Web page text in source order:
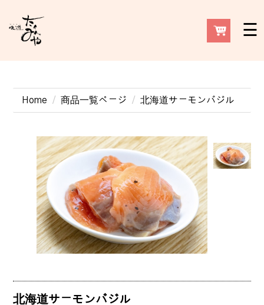
☰
Home 商品一覧ページ 北海道サーモンバジル
北海道サーモンバジル